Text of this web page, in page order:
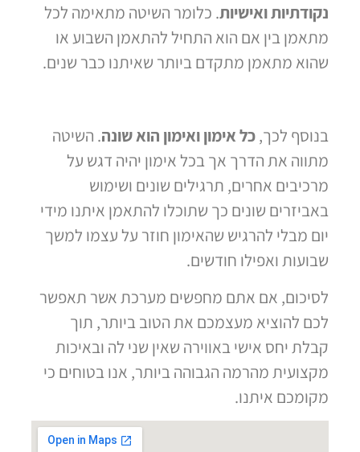
נקודתיות ואישיות. כלומר השיטה מתאימה לכל
מתאמן בין אם הוא התחיל להתאמן השבוע או
שהוא מתאמן מתקדם ביותר שאיתנו כבר שנים.
בנוסף לכך,כל אימון ואימון הוא שונה. השיטה
מתווה את הדרך אך בכל אימון יהיה דגש על
מרכיבים אחרים, תרגילים שונים ושימוש
באביזרים שונים כך שתוכלו להתאמן איתנו מידי
יום מבלי להרגיש שהאימון חוזר על עצמו למשך
שבועות ואפילו חודשים.
לסיכום, אם אתם מחפשים מערכת אשר תאפשר
לכם להוציא מעצמכם את הטוב ביותר, תוך
קבלת יחס אישי באווירה שאין שני לה ובאיכות
מקצועית מהרמה הגבוהה ביותר, אנו בטוחים כי
מקומכם איתנו.